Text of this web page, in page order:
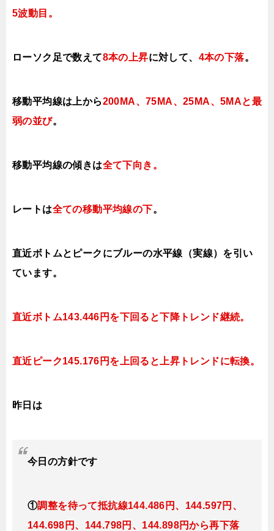
5波動目。
ローソク足で数えて8本の上昇に対して、 4本の下落。
移動平均線は上から200MA、75MA、25MA、5MAと最
弱の並び。
移動平均線の傾きは全て下向き 。
レートは全ての移動平均線の下。
直近ボトムとピークにブルーの水平線（実線）を引い
ています。
直近ボトム143.446円を下回ると下降トレンド継続。
直近ピーク145.176円を上回ると 上昇トレンドに転換。
昨日は
今日 の方針です
①調整を待って抵抗線144.486 円、144.597円 、
144.698円、144.798円、144.898円から再下落